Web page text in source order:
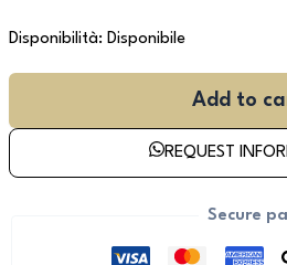
Disponibilità: Disponibile
Add to
REQUEST
Secure